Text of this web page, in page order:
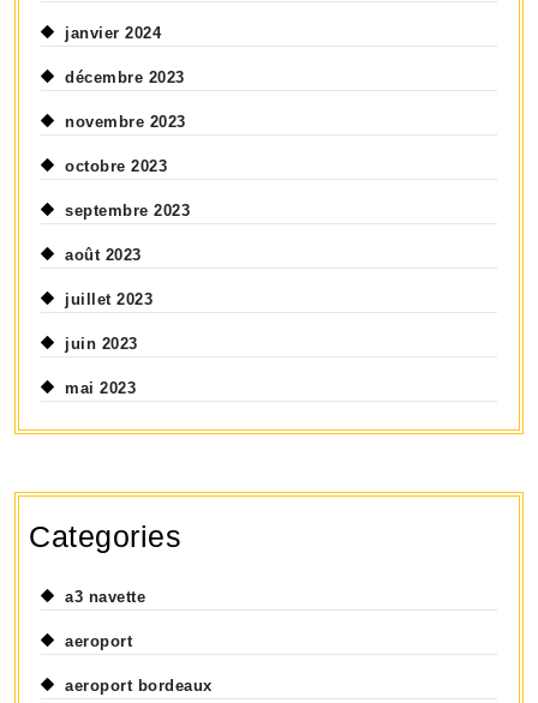
janvier 2024
décembre 2023
novembre 2023
octobre 2023
septembre 2023
août 2023
juillet 2023
juin 2023
mai 2023
Categories
a3 navette
aeroport
aeroport bordeaux